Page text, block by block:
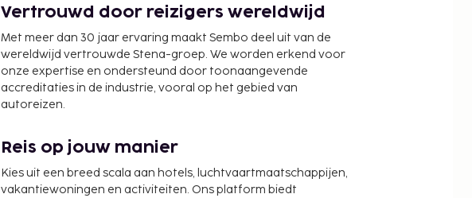
Vertrouwd door reizigers wereldwijd
Met meer dan 30 jaar ervaring maakt Sembo deel uit van de
wereldwijd vertrouwde Stena-groep. We worden erkend voor
onze expertise en ondersteund door toonaangevende
accreditaties in de industrie, vooral op het gebied van
autoreizen.
Reis op jouw manier
Kies uit een breed scala aan hotels, luchtvaartmaatschappijen,
vakantiewoningen en activiteiten. Ons platform biedt